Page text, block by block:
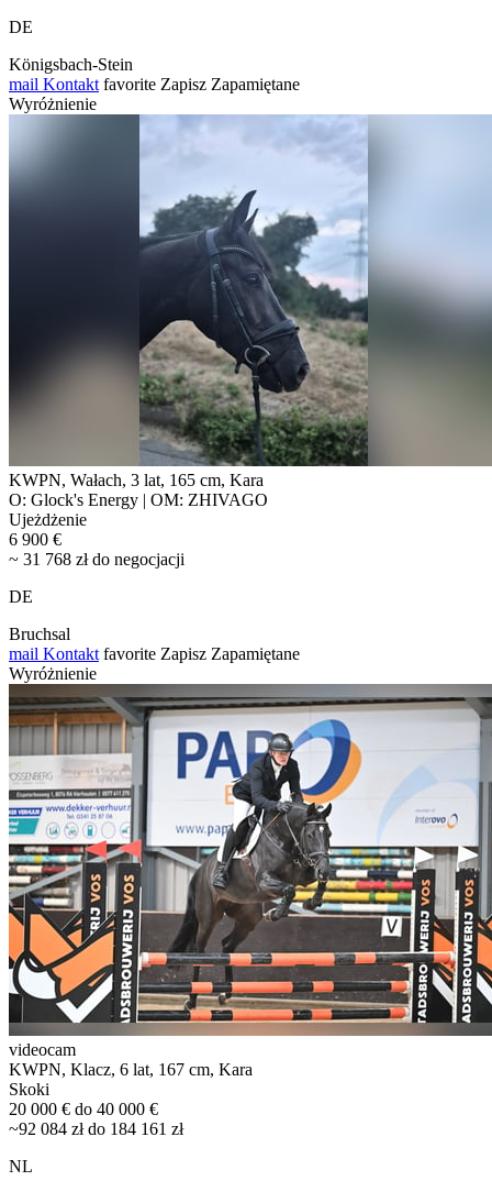
DE
Königsbach-Stein
mail Kontakt favorite Zapisz Zapamiętane
Wyróżnienie
KWPN, Wałach, 3 lat, 165 cm, Kara
O: Glock's Energy | OM: ZHIVAGO
Ujeżdżenie
6 900 €
~ 31 768 zł do negocjacji
DE
Bruchsal
mail Kontakt favorite Zapisz Zapamiętane
Wyróżnienie
videocam
KWPN, Klacz, 6 lat, 167 cm, Kara
Skoki
20 000 € do 40 000 €
~92 084 zł do 184 161 zł
NL